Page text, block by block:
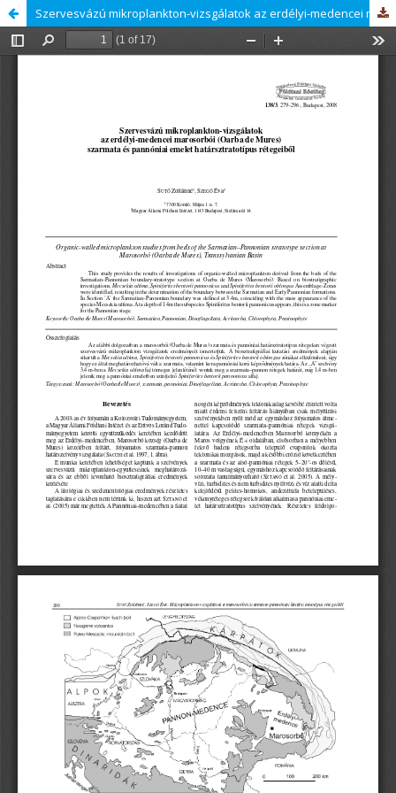
Szervesvázú mikroplankton-vizsgálatok az erdélyi-medencei marosorbói (Oarba de Mures) szarmata és pannóniai emelet határsztratotípus rétegeiből